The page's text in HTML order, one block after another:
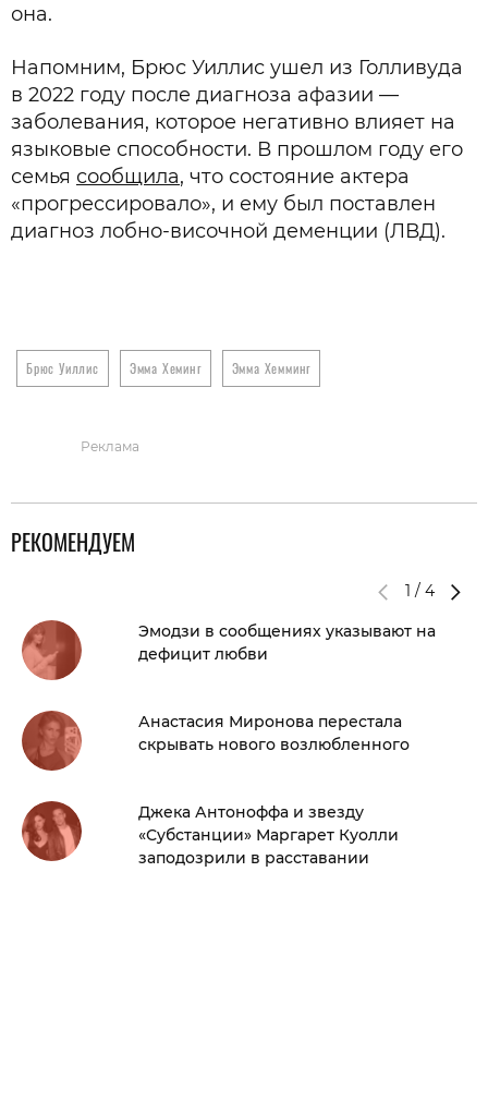
она.
Напомним, Брюс Уиллис ушел из Голливуда
в 2022 году после диагноза афазии —
заболевания, которое негативно влияет на
языковые способности. В прошлом году его
семья сообщила, что состояние актера
«прогрессировало», и ему был поставлен
диагноз лобно-височной деменции (ЛВД).
Брюс Уиллис Эмма Хеминг Эмма Хемминг
Реклама
РЕКОМЕНДУЕМ
1 / 4
Эмодзи в сообщениях указывают на
дефицит любви
Анастасия Миронова перестала
скрывать нового возлюбленного
Джека Антоноффа и звезду
«Субстанции» Маргарет Куолли
заподозрили в расставании